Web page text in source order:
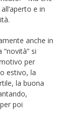
e in
anche in
si
per
estivo, la
la buona
poi